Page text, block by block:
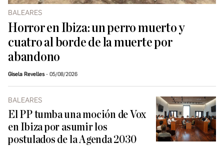
BALEARES
Horror en Ibiza: un perro muerto y
cuatro al borde de la muerte por
abandono
Gisela Revelles 05/08/2026
BALEARES
El PP tumba una moción de Vox
en Ibiza por asumir los
postulados de la Agenda 2030